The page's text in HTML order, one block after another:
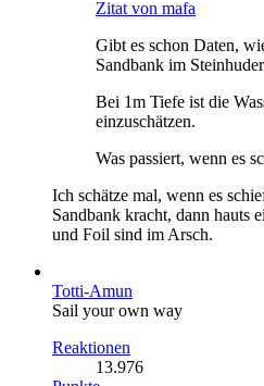
Zitat von mafa
Gibt es schon Daten,
Sandbank im
Bei 1m Tiefe ist die
einzuschätzen.
Was passiert, wenn es
Ich schätze mal, wenn es
Sandbank kracht, dann hauts
und Foil sind im Arsch.
Totti-Amun
Sail your own way
Reaktionen
13.976